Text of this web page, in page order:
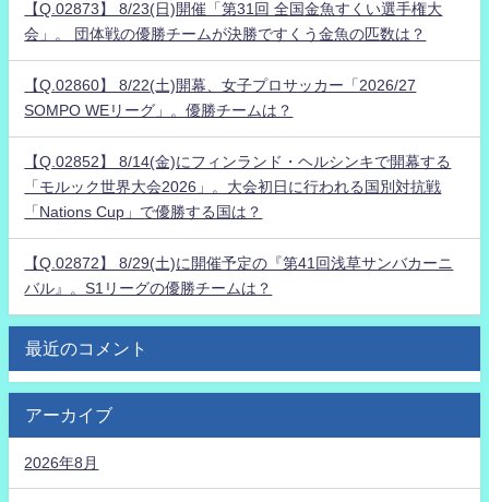
【Q.02873】 8/23(日)開催「第31回 全国金魚すくい選手権大
会」。 団体戦の優勝チームが決勝ですくう金魚の匹数は？
【Q.02860】 8/22(土)開幕、女子プロサッカー「2026/27
SOMPO WEリーグ」。優勝チームは？
【Q.02852】 8/14(金)にフィンランド・ヘルシンキで開幕する
「モルック世界大会2026」。大会初日に行われる国別対抗戦
「Nations Cup」で優勝する国は？
【Q.02872】 8/29(土)に開催予定の『第41回浅草サンバカーニ
バル』。S1リーグの優勝チームは？
最近のコメント
アーカイブ
2026年8月